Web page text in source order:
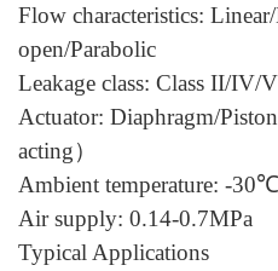
Flow characteristics:
open/Parabolic
Leakage class: Class II/IV/
Actuator: Diaphragm/
acting）
Ambient temperature: -
Air supply: 0.14-0.7MPa
Typical Applications